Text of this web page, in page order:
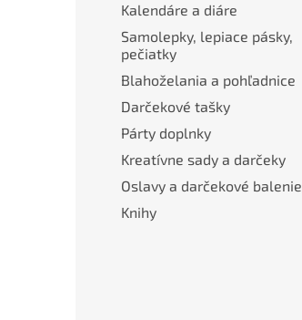
Kalendáre a diáre
Samolepky, lepiace pásky,
pečiatky
Blahoželania a pohľadnice
Darčekové tašky
Párty doplnky
Kreatívne sady a darčeky
Oslavy a darčekové balenie
Knihy